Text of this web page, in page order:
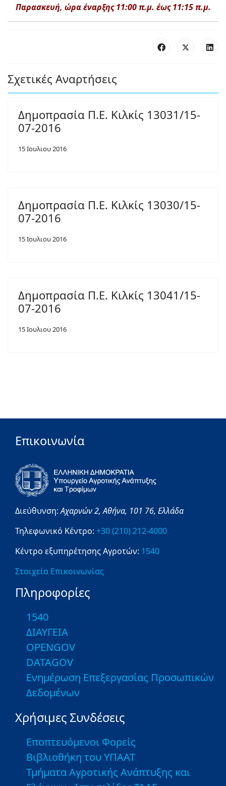
Παρασκευή, ώρα έναρξης 11:00 π.μ. έως 11:15 π.μ.
Σχετικές Αναρτήσεις
Δημοπρασία Π.Ε. Κιλκίς 13031/15-
07-2016
15 Ιουλιου 2016
Δημοπρασία Π.Ε. Κιλκίς 13030/15-
07-2016
15 Ιουλιου 2016
Δημοπρασία Π.Ε. Κιλκίς 13041/15-
07-2016
15 Ιουλιου 2016
Επικοινωνία
Διεύθυνση:Αχαρνών 2,Αθήνα, 101 76, Ελλάδα
Τηλεφωνικό Κέντρο: +30 (210) 212-4000
Κέντρο εξυπηρέτησης Αγροτών: 1540
Στοιχεία Επικοινωνίας
Πληροφορίες
1540
ΔΙΑΥΓΕΙΑ
OPENGOV
DATAGOV
Ενημέρωση Επεξεργασίας Προσωπικών
Δεδομένων
Χρήσιμες Συνδέσεις
Εποπτευόμενοι Φορείς
Βιβλιοθήκη του ΥΠΑΑΤ
Τμήματα Αγροτικής Ανάπτυξης και